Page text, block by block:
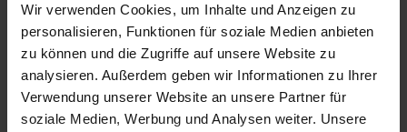
Wir verwenden Cookies, um Inhalte und Anzeigen zu
personalisieren, Funktionen für soziale Medien anbieten
zu können und die Zugriffe auf unsere Website zu
analysieren. Außerdem geben wir Informationen zu Ihrer
Verwendung unserer Website an unsere Partner für
soziale Medien, Werbung und Analysen weiter. Unsere
Aus welchem Material sind die Gussformen
hergestellt?
Verkauft Betonblock® auch Betonblöcke?